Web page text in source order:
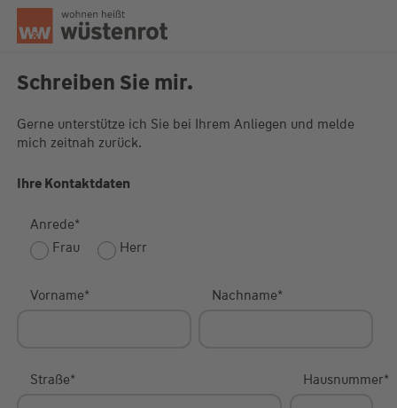
Seitenanfang
Schreiben Sie mir.
Gerne unterstütze ich Sie bei Ihrem Anliegen und melde
mich zeitnah zurück.
Ihre Kontaktdaten
Anrede*
Frau
Herr
Vorname* Nachname*
Straße* Hausnummer*
Unsere Chatzeiten:
Fr: 9:00 Uhr - 18:00 Uhr